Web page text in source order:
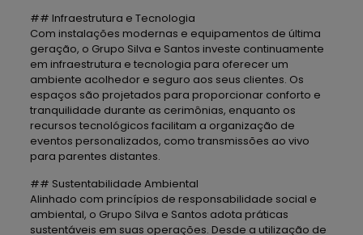
## Infraestrutura e Tecnologia
Com instalações modernas e equipamentos de última
geração, o Grupo Silva e Santos investe continuamente
em infraestrutura e tecnologia para oferecer um
ambiente acolhedor e seguro aos seus clientes. Os
espaços são projetados para proporcionar conforto e
tranquilidade durante as cerimônias, enquanto os
recursos tecnológicos facilitam a organização de
eventos personalizados, como transmissões ao vivo
para parentes distantes.
## Sustentabilidade Ambiental
Alinhado com princípios de responsabilidade social e
ambiental, o Grupo Silva e Santos adota práticas
sustentáveis em suas operações. Desde a utilização de